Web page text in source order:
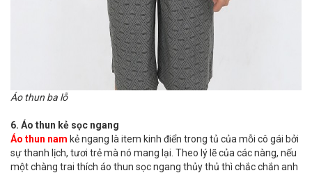
Áo thun ba lỗ
6. Áo thun kẻ sọc ngang
Áo thun nam kẻ ngang là item kinh điển trong tủ của mỗi cô gái bởi
sự thanh lịch, tươi trẻ mà nó mang lại. Theo lý lẽ của các nàng, nếu
một chàng trai thích áo thun sọc ngang thủy thủ thì chắc chắn anh